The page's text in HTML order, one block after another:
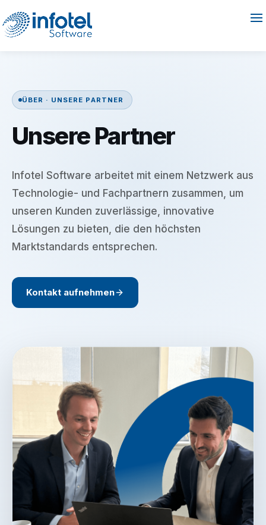
ÜBER · UNSERE PARTNER
Unsere Partner
Infotel Software arbeitet mit einem Netzwerk aus
Technologie- und Fachpartnern zusammen, um
unseren Kunden zuverlässige, innovative
Lösungen zu bieten, die den höchsten
Marktstandards entsprechen.
Kontakt aufnehmen